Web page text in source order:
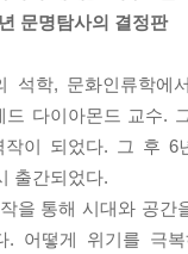
의문에 새로운 답
름한다고 해도 조
생각하지도 못할 정
띤 변화를 겪은 국
일리아: 우리는 누구
문명탐사의 결정판
석학, 문화인류학
드 다이아몬드 교수
작이 되었다. 그 후
출간되었다.
을 통해 시대와 공
. 어떻게 위기를 극